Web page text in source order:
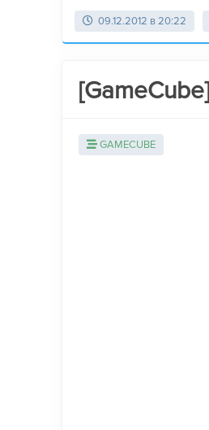
09.12.2012 в 20:22
GAMECUBE